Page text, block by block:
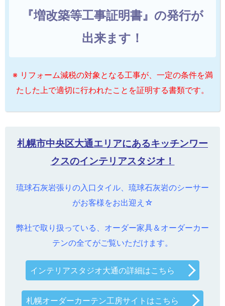
『増改築等工事証明書』の発行が
出来ます！
※ リフォーム減税の対象となる工事が、一定の条件を満
たした上で適切に行われたことを証明する書類です。
札幌市中央区大通エリアにあるキッチンワー
クスのインテリアスタジオ！
琉球石灰岩張りの入口タイル、琉球石灰岩のシーサー
がお客様をお出迎え☆
弊社で取り扱っている、オーダー家具＆オーダーカー
テンの全てがご覧いただけます。
インテリアスタジオ大通の詳細はこちら
札幌オーダーカーテン工房サイトはこちら